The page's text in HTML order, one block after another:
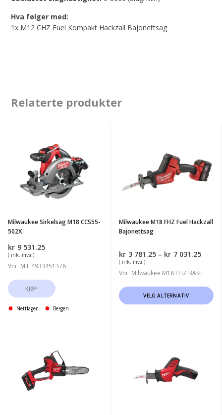
Hva følger med:
1x M12 CHZ Fuel Kompakt Hackzall Bajonettsag
Relaterte produkter
Sirkelsag
CCS55-
502X
Milwaukee Sirkelsag M18 CCS55-
502X
kr 9 531.25
( ink. mva )
Vnr: MIL 4933451376
KJØP
Nettlager Bergen
Hackzall
Milwaukee M18 FHZ Fuel Hackzall
Bajonettsag
kr 3 781.25 – kr 7 031.25
781.25
kr7
031.25
( ink. mva )
Vnr: Milwaukee M18 FHZ BASE
VELG ALTERNATIV
Dette
produktet
velges
552X
M18
Kompakt
HACKZALL